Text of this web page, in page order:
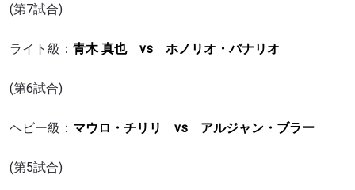
(第7試合)
ライト級： 青木 真也 vs ホノリオ・バナリオ
(第6試合)
ヘビー級： マウロ・チリリ vs アルジャン・ブラー
(第5試合)